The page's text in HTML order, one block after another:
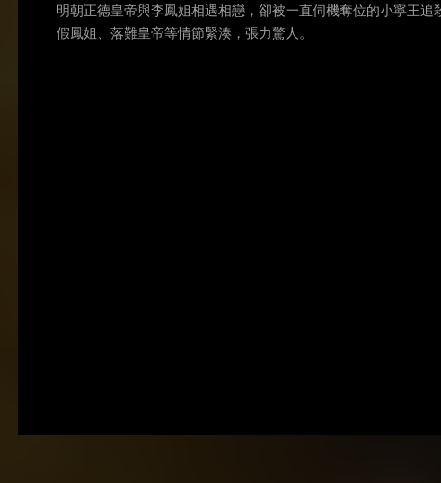
明朝正德皇帝與李鳳姐相遇相戀，卻被一直伺機奪位的小寧王
假鳳姐、落難皇帝等情節緊湊，張力驚人。